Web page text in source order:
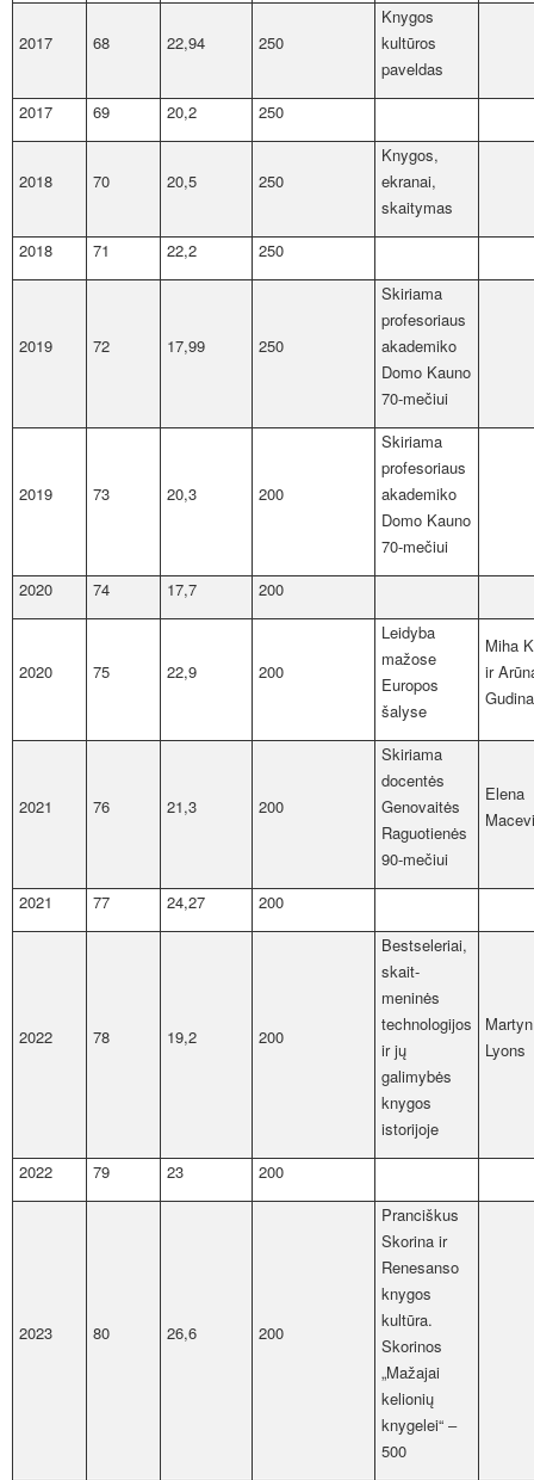
2017 68 22,94 250
Knygos
kultūros
paveldas
2017
69 20,2 250
2018 70 20,5 250
Knygos,
ekranai,
skaitymas
2018
71 22,2 250
2019 72 17,99 250
Skiriama
profesoriaus
akademiko
Domo Kauno
70-mečiui
2019 73 20,3 200
Skiriama
profesoriaus
akademiko
Domo Kauno
70-mečiui
2020
74 17,7 200
2020 75 22,9 200
Leidyba
mažose
Europos
šalyse
Miha
ir
2021 76 21,3 200
Skiriama
docentės
Genovaitės
Raguotienės
90-mečiui
Elena
2021 77 24,27 200
2022 78 19,2 200
Bestseleriai,
skait­
meninės
technologijos
ir jų
galimybės
knygos
istorijoje
Martyn
Lyons
2022 79 23 200
2023 80 26,6 200
Pranciškus
Skorina ir
Renesanso
knygos
kultūra.
Skorinos
„Mažajai
kelionių
knygelei“ ‒
500